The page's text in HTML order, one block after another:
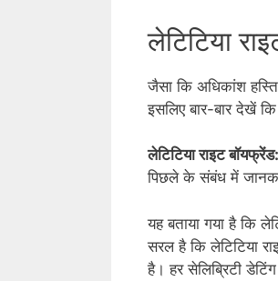
लेटिटिया
जैसा कि अधिकांश
इसलिए बार-बार देखें
लेटिटिया राइट बॉयफ्रेंड:
पिछले के संबंध में
यह बताया गया है कि
सरल है कि लेटिटिया
है। हर सेलिब्रिटी